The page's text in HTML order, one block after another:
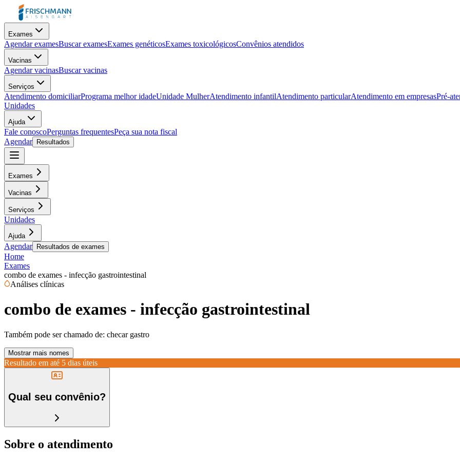
Exames
Agendar examesBuscar examesExames genéticosExames toxicológicosConvênios atendidos
Vacinas
Agendar vacinasBuscar vacinas
Serviços
Atendimento domiciliarPrograma melhor idadeUnidade MulherAtendimento infantilAtendimento particularAtendimento em empresasPré-
Unidades
Ajuda
Fale conoscoPerguntas frequentesPeça sua nota fiscal
Agendar
Resultados
Exames
Vacinas
Serviços
Unidades
Ajuda
Agendar Resultados de exames
Home
Exames
combo de exames - infecção gastrointestinal
Análises clínicas
combo de exames - infecção gastrointestinal
Também pode ser chamado de: checar gastro
Mostrar mais nomes
Resultado em até 5 dias úteis
Qual seu convênio?
Sobre o atendimento